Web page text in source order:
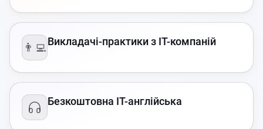
👨‍💻Викладачі-практики з IT-компаній
Безкоштовна IT-англійська